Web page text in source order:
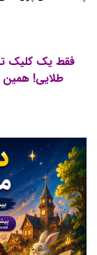
فقط یک کلیک
طلایی!